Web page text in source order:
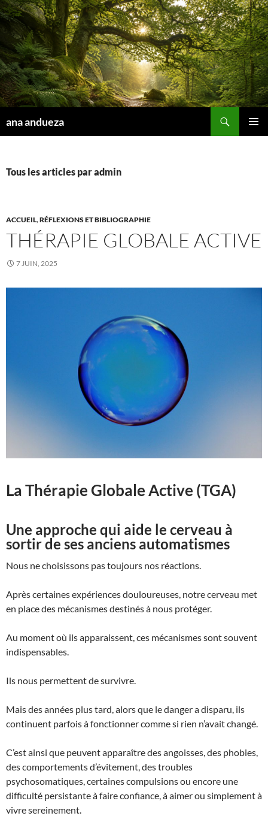
Aller
au
contenu
ana andueza
Tous les articles par admin
ACCUEIL,RÉFLEXIONS ET BIBLIOGRAPHIE
THÉRAPIE GLOBALE ACTIVE
7 JUIN, 2025
La Thérapie Globale Active (TGA)
Une approche qui aide le cerveau à
sortir de ses anciens automatismes
Nous ne choisissons pas toujours nos réactions.
Après certaines expériences douloureuses, notre cerveau met
en place des mécanismes destinés à nous protéger.
Au moment où ils apparaissent, ces mécanismes sont souvent
indispensables.
Ils nous permettent de survivre.
Mais des années plus tard, alors que le danger a disparu, ils
continuent parfois à fonctionner comme si rien n’avait changé.
C’est ainsi que peuvent apparaître des angoisses, des phobies,
des comportements d’évitement, des troubles
psychosomatiques, certaines compulsions ou encore une
difficulté persistante à faire confiance, à aimer ou simplement à
vivre sereinement.